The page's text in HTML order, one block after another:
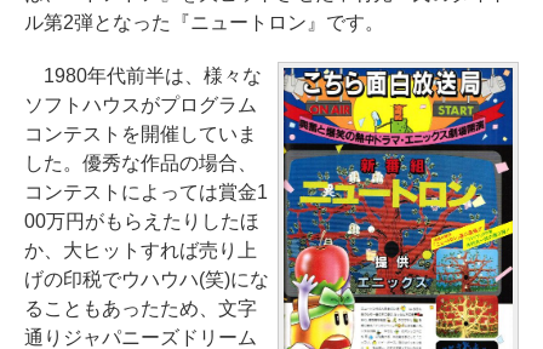
ル第2弾となった『ニュートロン』です。
1980年代前半は、様々な
ソフトハウスがプログラム
コンテストを開催していま
した。優秀な作品の場合、
コンテストによっては賞金1
00万円がもらえたりしたほ
か、大ヒットすれば売り上
げの印税でウハウハ(笑)にな
ることもあったため、文字
通りジャパニーズドリーム